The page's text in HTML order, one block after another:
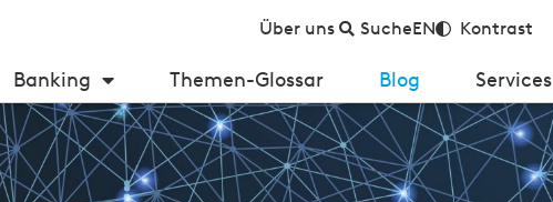
Über uns SucheEN Kontrast
Banking Themen-Glossar Blog Services